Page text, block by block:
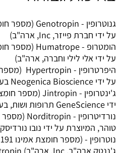
על ידי חברת פייזר, Inc, ארה"ב)
על ידי אלי לילי וחברה, ארה"ב)
על ידי Neogenica Bioscience בע"מ, סין)
ידי GeneScience תרופות ושות, בע"מ, סין)
טוהר, המיוצרת על ידי נובו נורדיסק Inc, ארה"ב)
ג'ננטק ארה"ב, Inc, ארה"ב) Nutropin